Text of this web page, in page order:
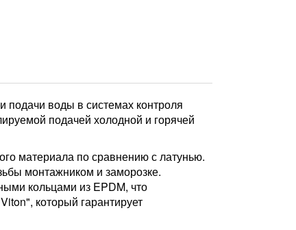
подачи воды в системах контроля
подачей холодной и горячей
материала по сравнению с латунью.
монтажником и заморозке.
кольцами из EPDM, что
который гарантирует